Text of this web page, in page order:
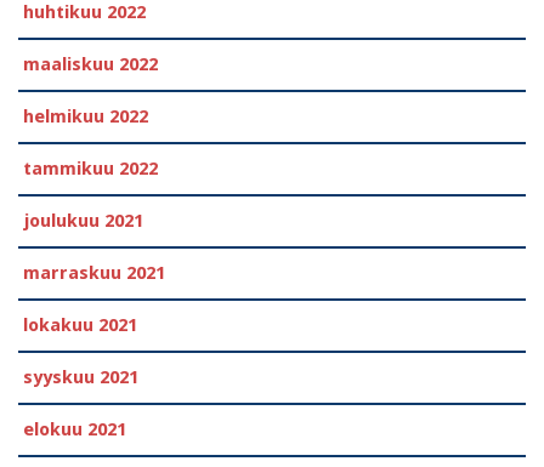
huhtikuu 2022
maaliskuu 2022
helmikuu 2022
tammikuu 2022
joulukuu 2021
marraskuu 2021
lokakuu 2021
syyskuu 2021
elokuu 2021